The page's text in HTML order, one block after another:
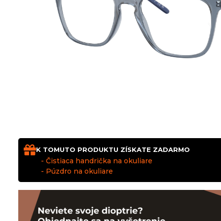
K TOMUTO PRODUKTU ZÍSKATE ZADARMO
- Čistiaca handrička na okuliare
- Púzdro na okuliare